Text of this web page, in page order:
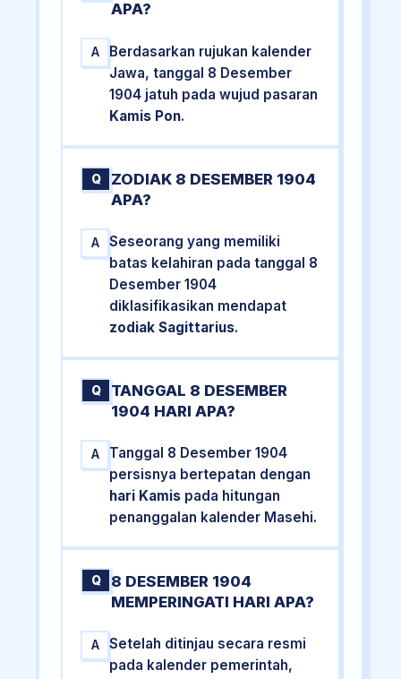
APA?
A
Berdasarkan rujukan kalender
Jawa, tanggal 8 Desember
1904 jatuh pada wujud pasaran
Kamis Pon.
Q
ZODIAK 8 DESEMBER 1904
APA?
A
Seseorang yang memiliki
batas kelahiran pada tanggal 8
Desember 1904
diklasifikasikan mendapat
zodiak Sagittarius.
Q
TANGGAL 8 DESEMBER
1904 HARI APA?
A
Tanggal 8 Desember 1904
persisnya bertepatan dengan
hari Kamis pada hitungan
penanggalan kalender Masehi.
Q
8 DESEMBER 1904
MEMPERINGATI HARI APA?
A
Setelah ditinjau secara resmi
pada kalender pemerintah,